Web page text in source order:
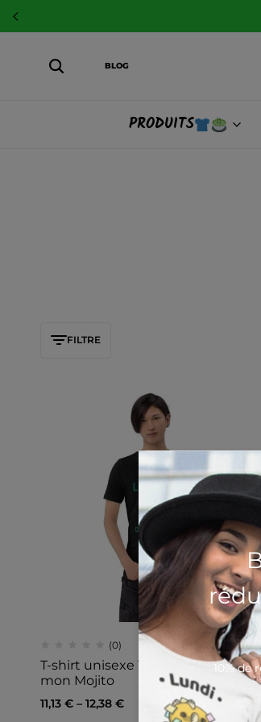
BLOG
PRODUITS
FILTRE
(0)
T-shirt unisexe Tu es la Menthe de
mon Mojito
11,13 € – 12,38 €
10% de